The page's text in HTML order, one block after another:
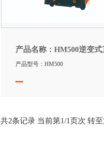
产品名称： HM500逆变式直流手工
产品型号：HM500
共2条记录 当前第1/1页次 转